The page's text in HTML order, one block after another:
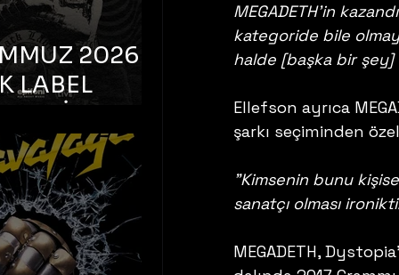
MEGADETH'in
kategoride bile
halde [başka bir şey]
Ellefson ayrıca
şarkı seçiminden
"Kimsenin bunu
sanatçı olması
MEGADETH,
2026 –
LABEL
– İstanbul,
Park